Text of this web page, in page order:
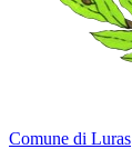
Comune di Luras